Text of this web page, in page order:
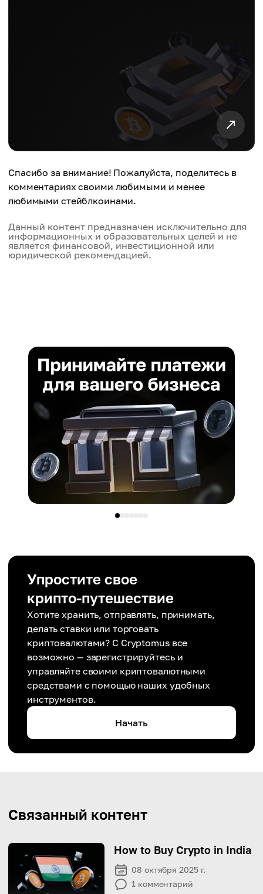
Спасибо за внимание! Пожалуйста, поделитесь в
комментариях своими любимыми и менее
любимыми стейблкоинами.
Данный контент предназначен исключительно для
информационных и образовательных целей и не
является финансовой, инвестиционной или
юридической рекомендацией.
Упростите свое
крипто-путешествие
Хотите хранить, отправлять, принимать,
делать ставки или торговать
криптовалютами? С Cryptomus все
возможно — зарегистрируйтесь и
управляйте своими криптовалютными
средствами с помощью наших удобных
инструментов.
Начать
Связанный контент
How to Buy Crypto in India
08 октября 2025 г.
1 комментарий